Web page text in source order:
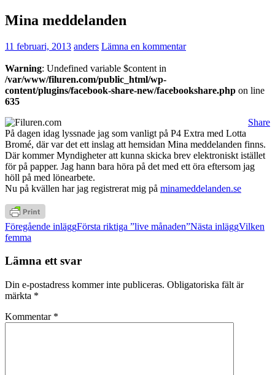
Mina meddelanden
11 februari, 2013 anders Lämna en kommentar
Warning: Undefined variable $content in
/var/www/filuren.com/public_html/wp-
content/plugins/facebook-share-new/facebookshare.php on line
635
Share
På dagen idag lyssnade jag som vanligt på P4 Extra med Lotta
Bromé, där var det ett inslag att hemsidan Mina meddelanden finns.
Där kommer Myndigheter att kunna skicka brev elektroniskt istället
för på papper. Jag hann bara höra på det med ett öra eftersom jag
höll på med lönearbete.
Nu på kvällen har jag registrerat mig på minameddelanden.se
Inläggsnavigering
Föregående inläggFörsta riktiga ”live månaden”Nästa inläggVilken
femma
Lämna ett svar
Din e-postadress kommer inte publiceras. Obligatoriska fält är
märkta *
Kommentar *